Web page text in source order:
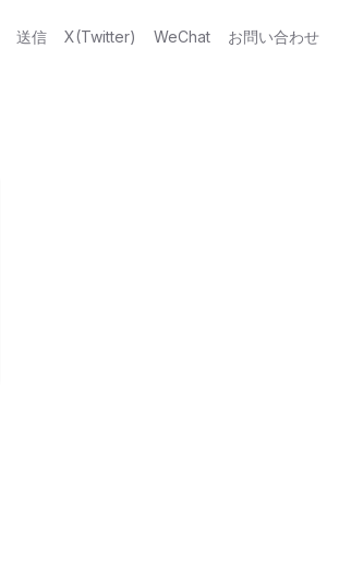
送信 X(Twitter) WeChat お問い合わせ